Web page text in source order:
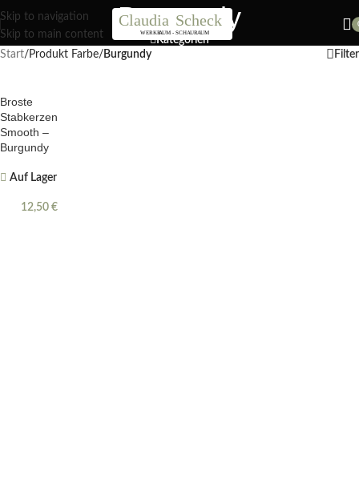
Skip to navigation
Skip to main content
Nächster Workshop Papierblumen, Sonntag 19. Juli / 11 Uhr
Burgundy
Kategorien
Start/ Produkt Farbe/ Burgundy Filter
Broste
Stabkerzen
Smooth –
Burgundy
Auf Lager
12,50 €